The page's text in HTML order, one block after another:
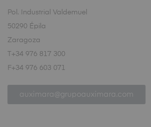
Pol. Industrial Valdemuel
50290 Épila
Zaragoza
T+34 976 817 300
F+34 976 603 071
auximara@grupoauximara.com